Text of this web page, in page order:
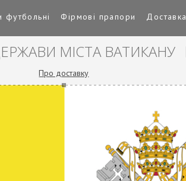
футбольні Фірмові прапори Доставка
МІСТА ВАТИКАНУ
Про доставку